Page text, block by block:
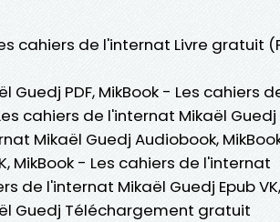
cahiers de l'internat Livre gratuit
PDF, MikBook - Les cahiers
cahiers de l'internat Mikaël Guedj
Mikaël Guedj Audiobook,
MikBook - Les cahiers de l'internat
de l'internat Mikaël Guedj Epub VK,
Guedj Téléchargement gratuit